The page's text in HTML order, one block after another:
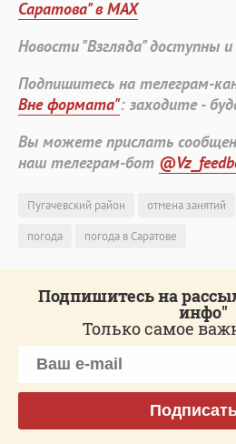
Саратова" в MAX
Новости "Взгляда" доступны
Подпишитесь на телеграм-
Вне формата": заходите -
Вы можете прислать
наш телеграм-бот
Пугачевский район отмена занятий
погода
погода в Саратове
Подпишитесь на
инфо"
Только самое